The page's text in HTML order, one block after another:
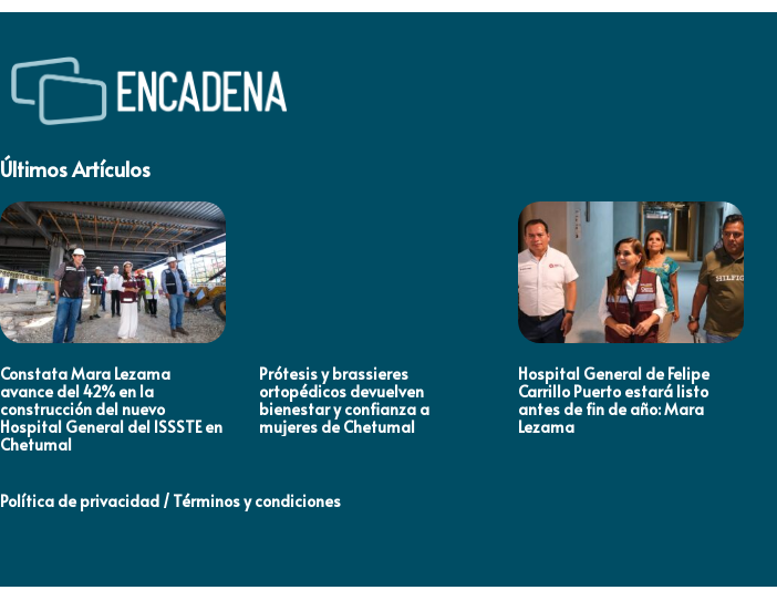
Últimos Artículos
Constata Mara Lezama
avance del 42% en la
construcción del nuevo
Hospital General del ISSSTE en
Chetumal
Prótesis y brassieres
ortopédicos devuelven
bienestar y confianza a
mujeres de Chetumal
Hospital General de Felipe
Carrillo Puerto estará listo
antes de fin de año: Mara
Lezama
Política de privacidad / Términos y condiciones